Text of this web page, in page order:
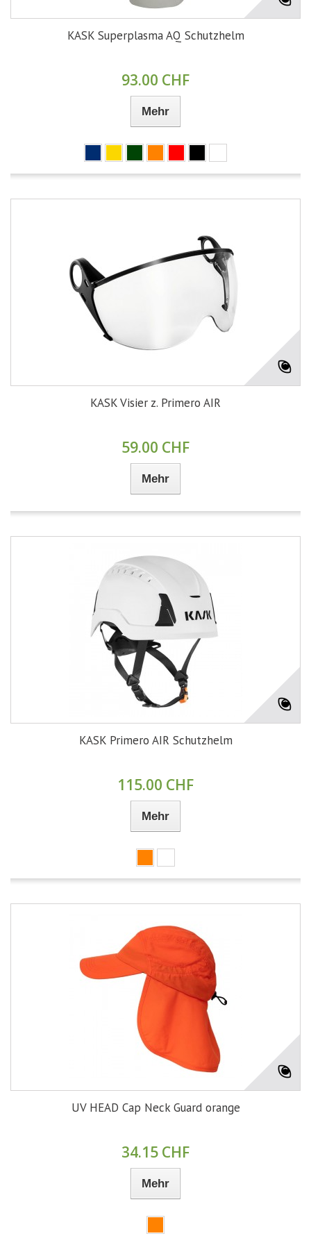
KASK Superplasma AQ Schutzhelm
93.00 CHF
Mehr
KASK Visier z. Primero AIR
59.00 CHF
Mehr
KASK Primero AIR Schutzhelm
115.00 CHF
Mehr
UV HEAD Cap Neck Guard orange
34.15 CHF
Mehr